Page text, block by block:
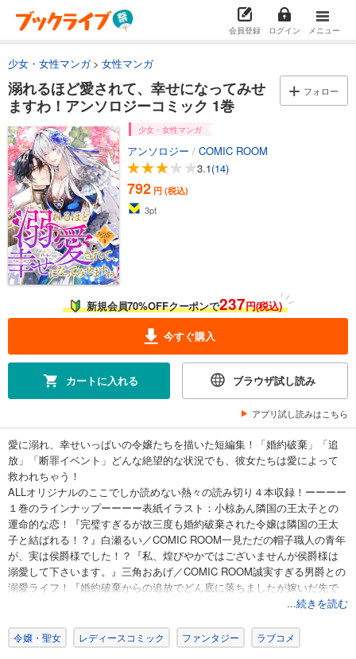
会員登録 ログイン メニュー
少女・女性マンガ 女性マンガ
溺れるほど愛されて、幸せになってみせ
ますわ！アンソロジーコミック 1巻
フォロー
少女・女性マンガ
アンソロジー / COMIC ROOM
3.1(14)
792 円 (税込)
3pt
新規会員70%OFFクーポンで237円(税込)
今すぐ購入
カートに入れる ブラウザ試し読み
アプリ試し読みはこちら
愛に溺れ、幸せいっぱいの令嬢たちを描いた短編集！「婚約破棄」「追
放」「断罪イベント」どんな絶望的な状況でも、彼女たちは愛によって
救われちゃう！
ALLオリジナルのここでしか読めない熱々の読み切り４本収録！ーーーー
１巻のラインナップーーーー表紙イラスト：小椋あん隣国の王太子との
運命的な恋！『完璧すぎるが故三度も婚約破棄された令嬢は隣国の王太
子と結ばれる！？』白瀬るい／COMIC ROOM一見ただの帽子職人の青年
が、実は侯爵様でした！？『私、煌びやかではございませんが侯爵様は
溺愛して下さいます。』三角おあげ／COMIC ROOM誠実すぎる男爵との
溺愛ライフ！『婚約破棄からの追放でどん底に落ちましたが嫁いだ先で
一発逆転しちゃいました！』小山やこ／COMIC ROOM完璧な悪役令嬢の
嬢の歪んだ欲望』鯨井陸／COMIC ROOMーーーーーーーーーーーーーー
ーーーー
...続きを読む
令嬢・聖女 レディースコミック ファンタジー ラブコメ